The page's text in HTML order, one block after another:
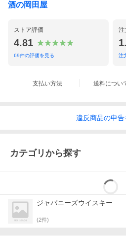
酒の岡田屋
ストア評価
4.81
69件の評価を見る
注
注
支払い方法 送料につい
違反商品の申告
カテゴリから探す
ジャパニーズウイスキー
(2件)